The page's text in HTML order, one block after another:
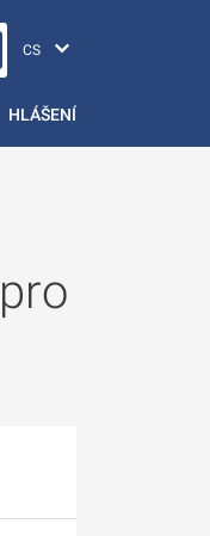
na webu…
HLÁŠENÍ